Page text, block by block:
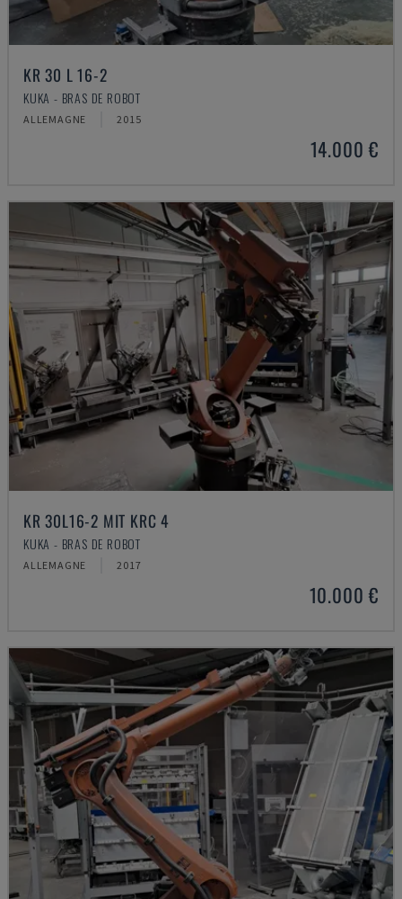
KR 30 L 16-2
KUKA - BRAS DE ROBOT
ALLEMAGNE 2015
14.000 €
KR 30L16-2 MIT KRC 4
KUKA - BRAS DE ROBOT
ALLEMAGNE 2017
10.000 €